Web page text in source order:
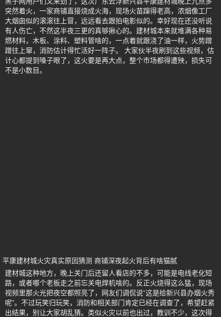
突然着火，一家商铺直接烧成火海，现场火苗蹿得老高，浓烟像工厂
大烟囱似的滚滚往上冒，远远看去跟拍电影似的。幸好现在还没听说
有人伤亡，不然这半夜三更的真够揪心的。建材城本来就堆满各种易
燃材料，木板、涂料、塑料管啥的，一点着就跟浇了油一样，火势蹭
蹭往上窜，消防估计得忙活好一阵子。 大家伙半夜刷到这些视频，估
计心都提到嗓子眼了，这火要是再大点，整个市场都得遭殃，损失可
不是小数目。
平康建材城火灾真实原因猜测 商铺深夜起火背后有啥猫腻
建材城这种地方，晚上关门后还留人看店的不多，可能是电线老化短
路，或者哪个老板走之前忘关电焊机啥的。反正火烧得这么猛，现场
视频里那火光把夜空都照亮了，网友们调侃说“这是给新兴县办烟火秀
呢”。不过玩笑归玩笑，消防和相关部门肯定已经在调查了，希望赶紧
出结果，别让大家胡乱猜。类似火灾以前也出过，教训不少，这次得